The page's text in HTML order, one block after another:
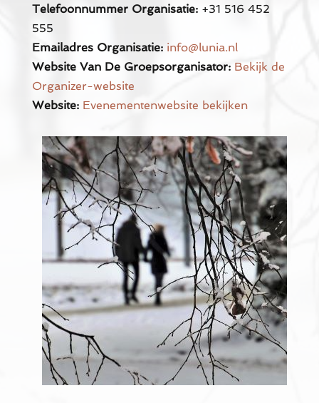
Telefoonnummer Organisatie: +31 516 452
555
Emailadres Organisatie: info@lunia.nl
Website Van De Groepsorganisator: Bekijk de
Organizer-website
Website: Evenementenwebsite bekijken